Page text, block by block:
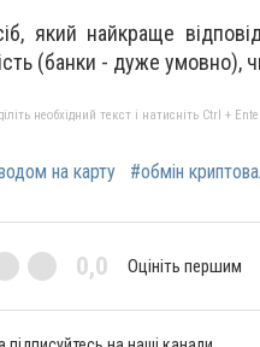
який найкраще
(банки - дуже умовно),
необхідний текст і натисніть Ctrl +
на карту #обмін
0,0 Оцініть першим